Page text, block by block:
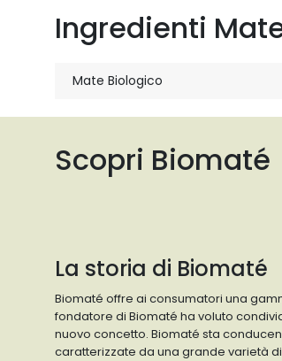
Ingredienti
Mate Biologico
Scopri Biomaté
La storia di Biomaté
Biomaté offre ai consumatori una
fondatore di Biomaté ha voluto
nuovo concetto. Biomaté sta
caratterizzate da una grande varietà